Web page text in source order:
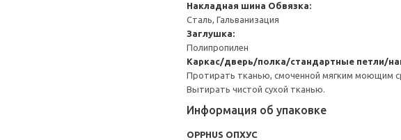
Накладная шина Обвязка:
Сталь, Гальванизация
Заглушка:
Полипропилен
Каркас/дверь/полка/стандартные петли/
Протирать тканью, смоченной мягким моющим
Вытирать чистой сухой тканью.
Информация об упаковке
OPPHUS ОПХУС